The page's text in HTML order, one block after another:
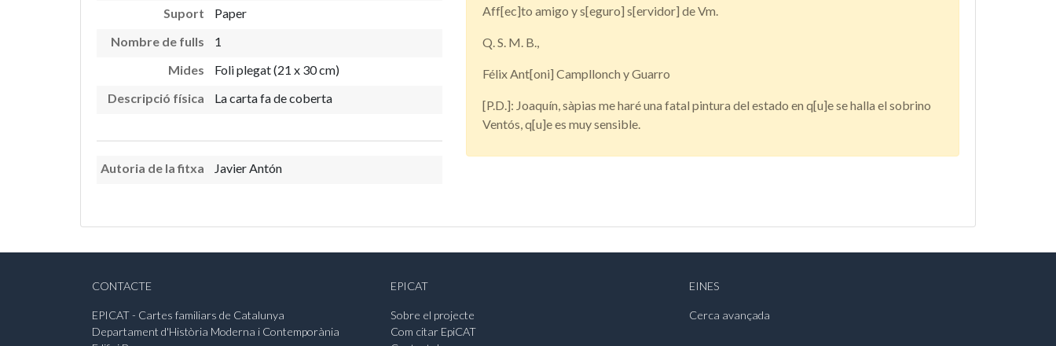
Suport
Paper
Nombre de fulls
1
Mides
Foli plegat (21 x 30 cm)
Descripció física
La carta fa de coberta
Autoria de la fitxa Javier Antón
Aff[ec]to amigo y s[eguro] s[ervidor] de Vm.
Q. S. M. B.,
Félix Ant[oni] Campllonch y Guarro
[P.D.]: Joaquín, sàpias me haré una fatal pintura del estado en q[u]e se halla el sobrino
Ventós, q[u]e es muy sensible.
CONTACTE
EPICAT - Cartes familiars de Catalunya
Departament d'Història Moderna i Contemporània
EPICAT
Sobre el projecte
Com citar EpiCAT
EINES
Cerca avançada